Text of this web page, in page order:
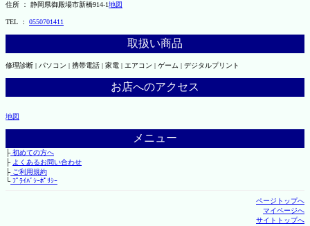
住所 ： 静岡県御殿場市新橋914-1地図
TEL ： 0550701411
取扱い商品
修理診断 | パソコン | 携帯電話 | 家電 | エアコン | ゲーム | デジタルプリント
お店へのアクセス
地図
メニュー
├初めての方へ
├ よくあるお問い合わせ
├ご利用規約
└ﾌﾟﾗｲﾊﾞｼｰﾎﾟﾘｼｰ
ページトップへ
マイページへ
サイトトップへ